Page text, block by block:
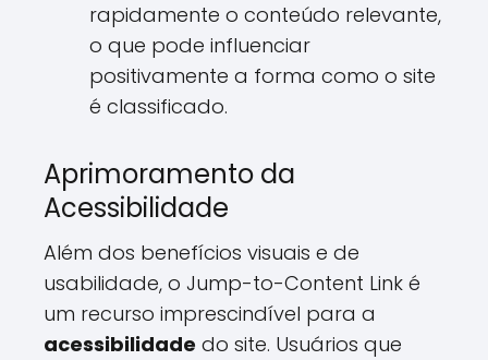
rapidamente o conteúdo relevante,
o que pode influenciar
positivamente a forma como o site
é classificado.
Aprimoramento da
Acessibilidade
Além dos benefícios visuais e de
usabilidade, o Jump-to-Content Link é
um recurso imprescindível para a
acessibilidade do site. Usuários que